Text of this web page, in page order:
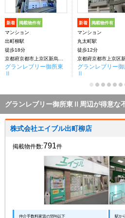
新着 掲載物件有
マンション
出町柳駅
徒歩18分
グランレブリー御所東
Ⅱ
新着 掲載物件有
マンション
丸太町駅
徒歩12分
グランレブリー御
Ⅱ
グランレブリー御所東Ⅱ周辺が得意な
株式会社エイブル出町柳店
掲載物件数:791件
仲介手数料家賃の55%以下 駅か